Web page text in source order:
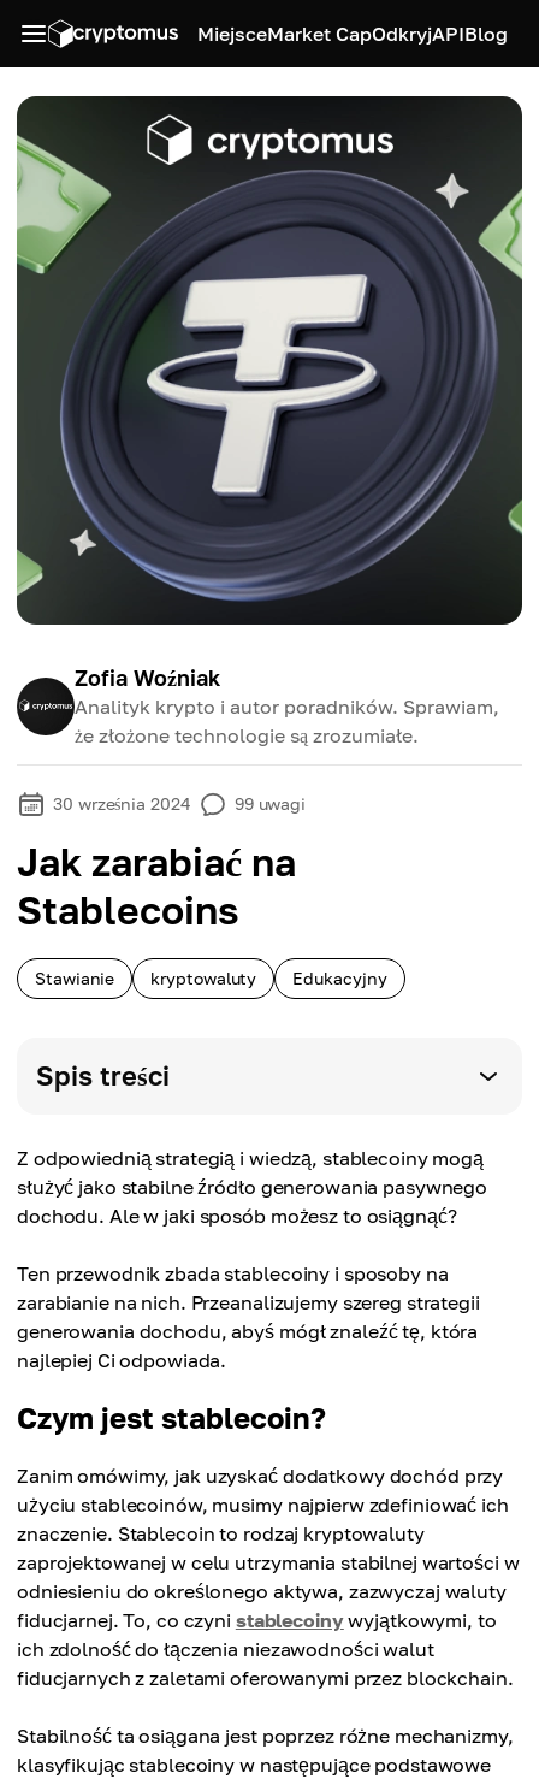
MiejsceMarket CapOdkryjAPIBlog
Zofia Woźniak
Analityk krypto i autor poradników. Sprawiam,
że złożone technologie są zrozumiałe.
30 września 2024 99 uwagi
Jak zarabiać na
Stablecoins
Stawianie kryptowaluty Edukacyjny
Spis treści
Z odpowiednią strategią i wiedzą, stablecoiny mogą
służyć jako stabilne źródło generowania pasywnego
dochodu. Ale w jaki sposób możesz to osiągnąć?
Ten przewodnik zbada stablecoiny i sposoby na
zarabianie na nich. Przeanalizujemy szereg strategii
generowania dochodu, abyś mógł znaleźć tę, która
najlepiej Ci odpowiada.
Czym jest stablecoin?
Zanim omówimy, jak uzyskać dodatkowy dochód przy
użyciu stablecoinów, musimy najpierw zdefiniować ich
znaczenie. Stablecoin to rodzaj kryptowaluty
zaprojektowanej w celu utrzymania stabilnej wartości w
odniesieniu do określonego aktywa, zazwyczaj waluty
fiducjarnej. To, co czyni stablecoinywyjątkowymi, to
ich zdolność do łączenia niezawodności walut
fiducjarnych z zaletami oferowanymi przez blockchain.
Stabilność ta osiągana jest poprzez różne mechanizmy,
klasyfikując stablecoiny w następujące podstawowe